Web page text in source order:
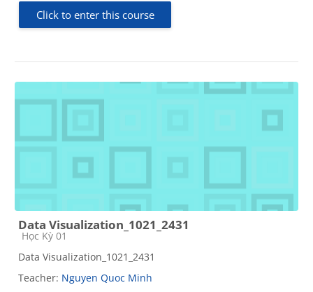
Click to enter this course
Data Visualization_1021_2431
Course category
Học Kỳ 01
Data Visualization_1021_2431
Teacher: Nguyen Quoc Minh